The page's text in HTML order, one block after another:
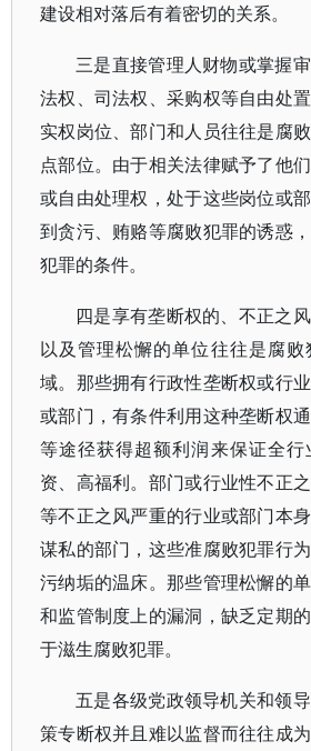
建设相对落后有着密切的关系。
三是直接管理人财物或掌握
法权、司法权、采购权等自由处
实权岗位、部门和人员往往是腐
点部位。由于相关法律赋予了他
或自由处理权，处于这些岗位或
到贪污、贿赂等腐败犯罪的诱惑
犯罪的条件。
四是享有垄断权的、不正之
以及管理松懈的单位往往是腐
域。那些拥有行政性垄断权或行
或部门，有条件利用这种垄断权
等途径获得超额利润来保证全行
资、高福利。部门或行业性不正
等不正之风严重的行业或部门本
谋私的部门，这些准腐败犯罪行
污纳垢的温床。那些管理松懈的
和监管制度上的漏洞，缺乏定期
于滋生腐败犯罪。
五是各级党政领导机关和领
策专断权并且难以监督而往往成